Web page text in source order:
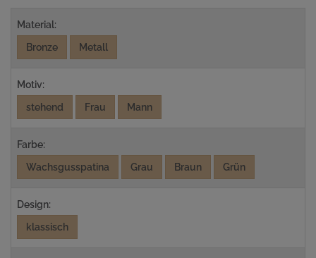
Material:
Bronze
Metall
Motiv:
stehend
Frau Mann
Farbe:
Wachsgusspatina
Grau Braun Grün
Design:
klassisch